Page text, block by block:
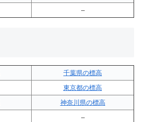
–
千葉県の標高
東京都の標高
神奈川県の標高
–